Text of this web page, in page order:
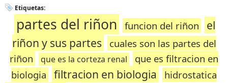
Etiquetas:
partes del riñon funcion del riñon
el
riñon y sus partes
cuales son las partes del
riñon
que es la corteza renal
que es filtracion en
biologia
filtracion en biologia
hidrostatica